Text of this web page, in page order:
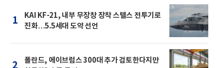
1
KAI KF-21, 내부 무장창 장착 스텔스 전투기로
진화…5.5세대 도약 선언
2
폴란드, 에이브럼스 300대 추가 검토한다지만